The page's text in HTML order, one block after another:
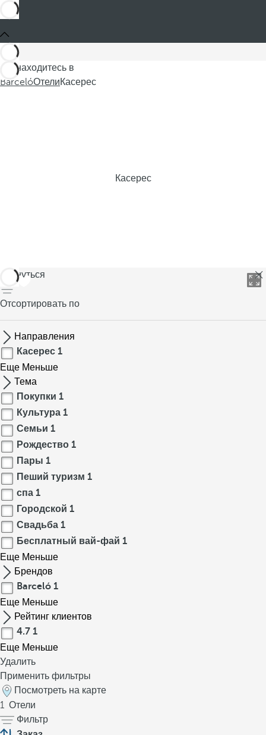
Вы находитесь в
BarcelóОтелиКасерес
Касерес
вернуться
Отсортировать по
Направления
Касерес 1
Еще Меньше
Тема
Покупки 1
Культура 1
Семьи 1
Рождество 1
Пары 1
Пеший туризм 1
спа 1
Городской 1
Свадьба 1
Бесплатный вай-фай 1
Еще Меньше
Брендов
Barceló 1
Еще Меньше
Рейтинг клиентов
4.7 1
Еще Меньше
Удалить
Применить фильтры
Посмотреть на карте
1 Отели
Фильтр